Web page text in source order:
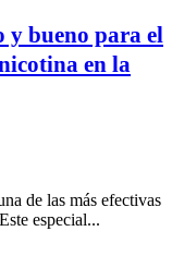
y bueno para el
en la
de las más efectivas
especial...